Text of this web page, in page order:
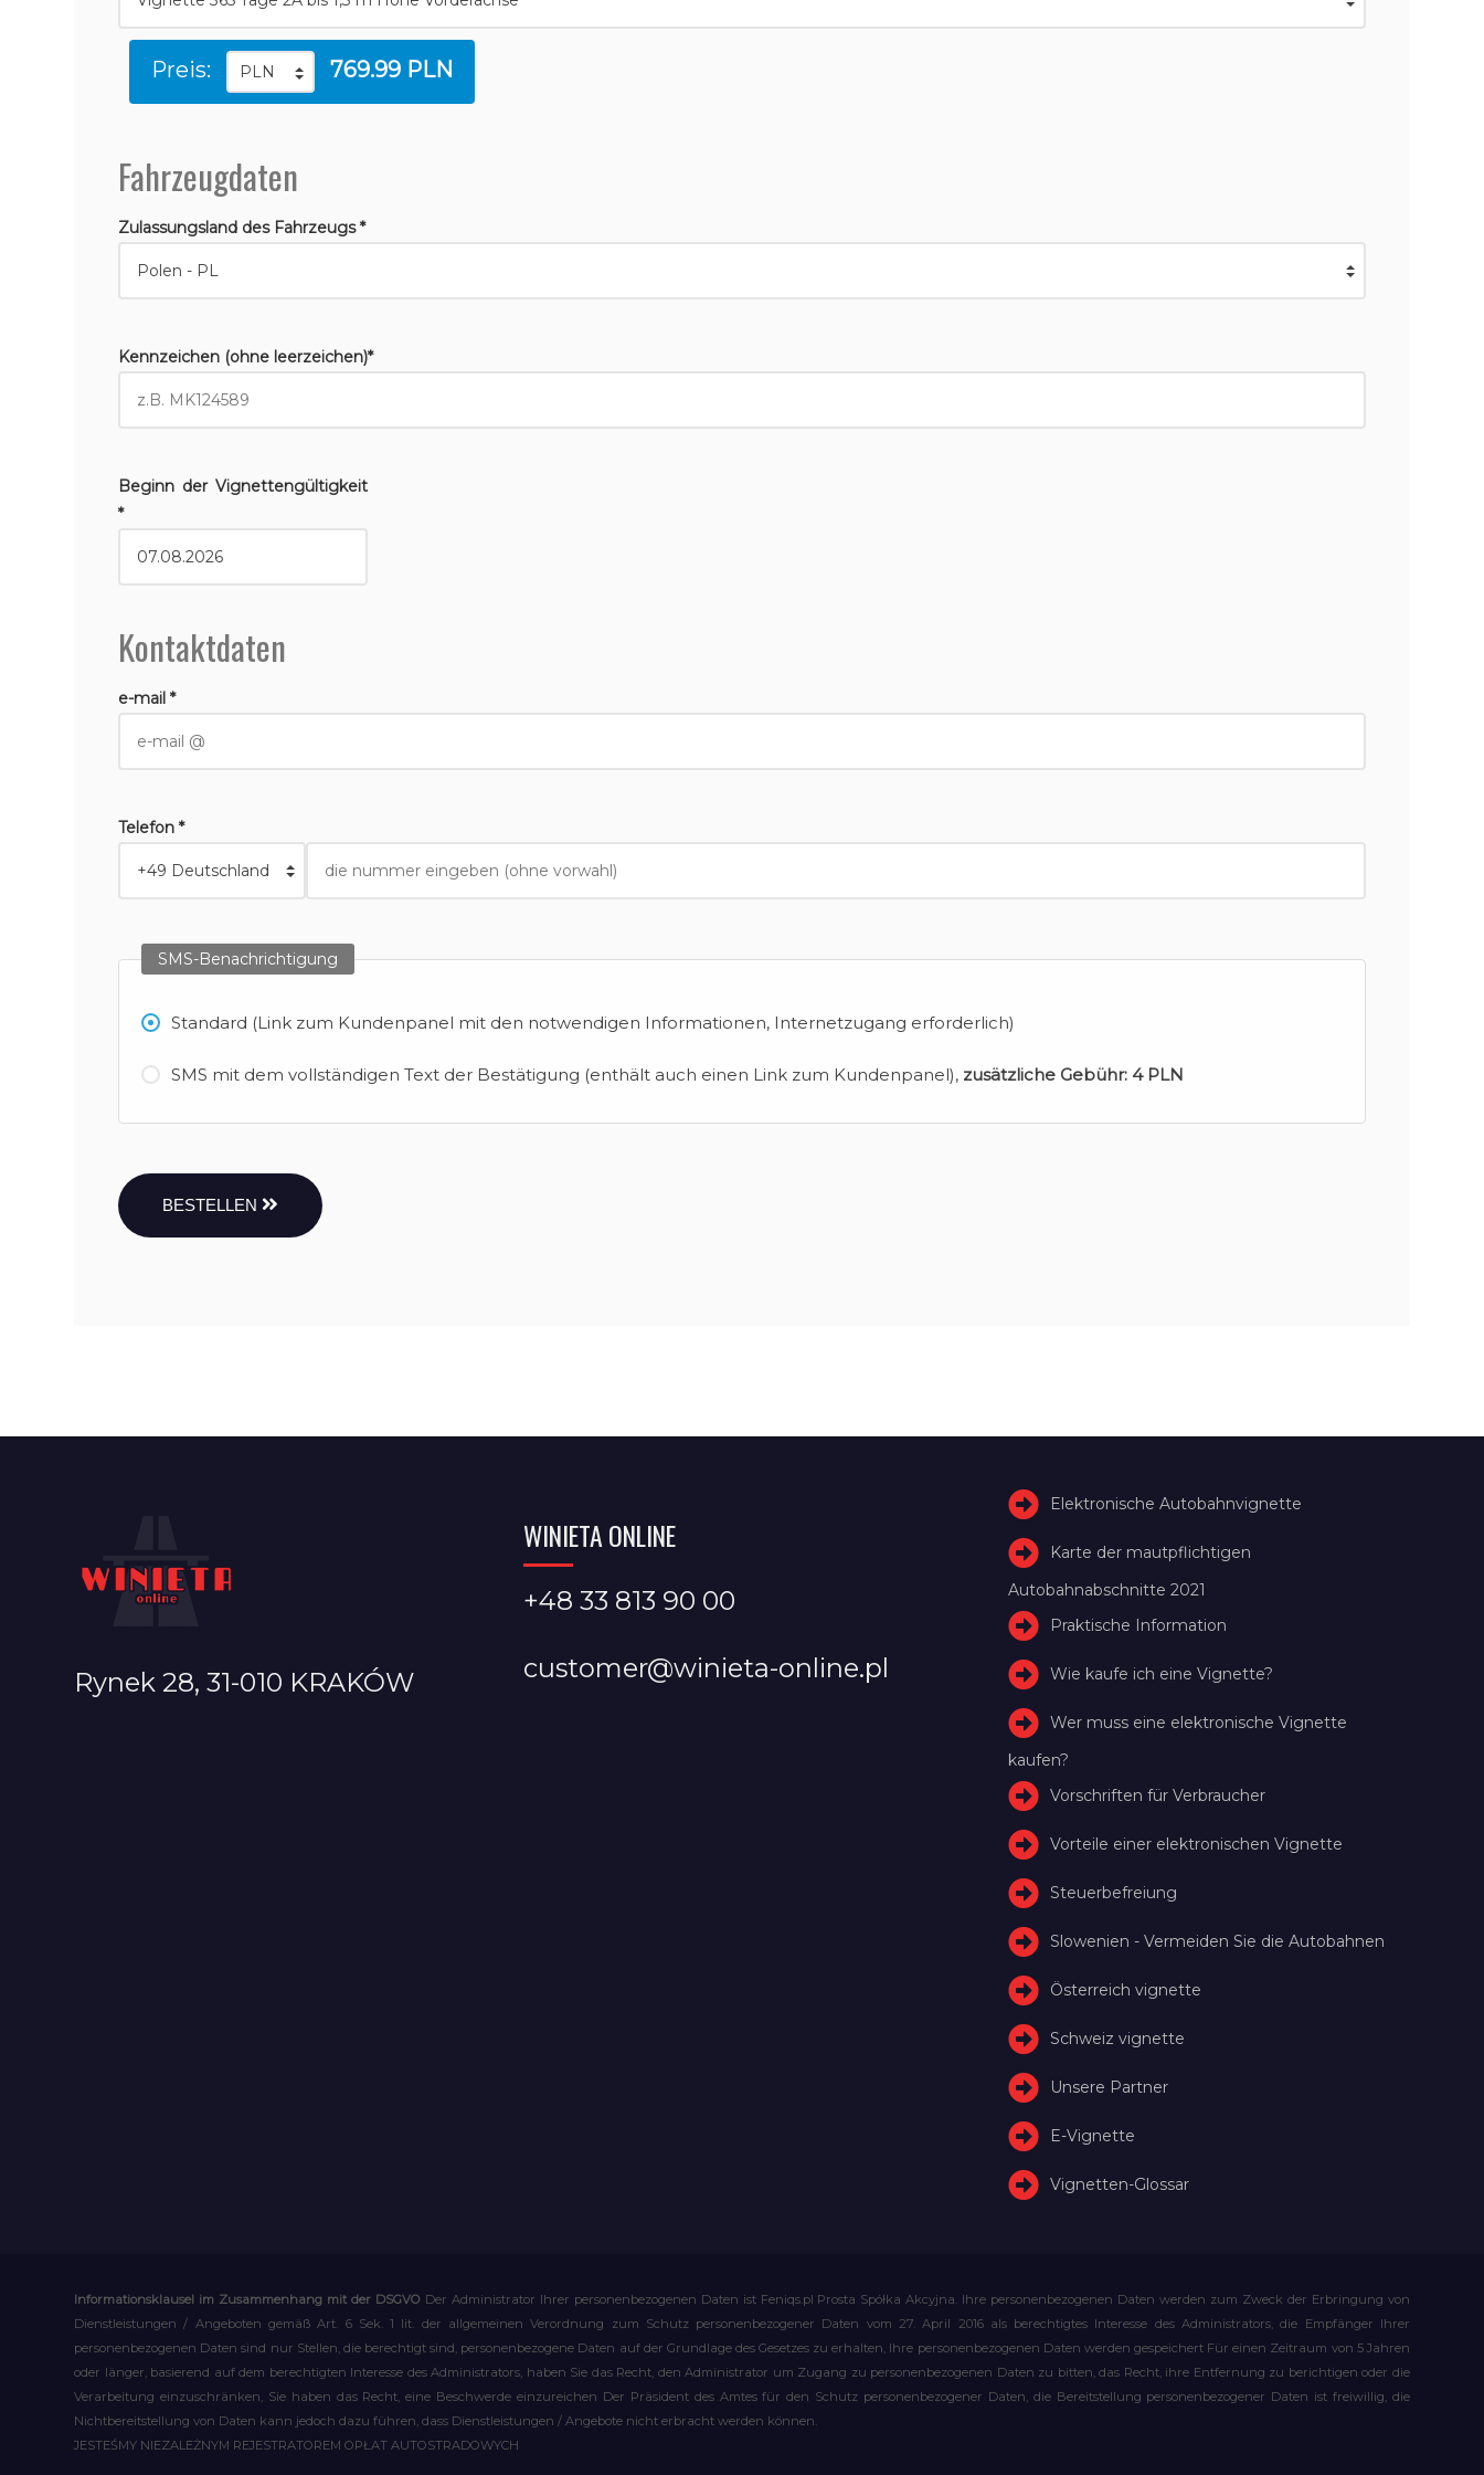
Preis: 769.99 PLN
Fahrzeugdaten
Zulassungsland des Fahrzeugs *
Kennzeichen (ohne leerzeichen)*
Beginn der Vignettengültigkeit
*
Kontaktdaten
e-mail *
Telefon *
SMS-Benachrichtigung
Standard (Link zum Kundenpanel mit den notwendigen Informationen, Internetzugang erforderlich)
SMS mit dem vollständigen Text der Bestätigung (enthält auch einen Link zum Kundenpanel), zusätzliche Gebühr: 4 PLN
BESTELLEN
Rynek 28, 31-010 KRAKÓW
WINIETA ONLINE
+48 33 813 90 00
customer@winieta-online.pl
Elektronische Autobahnvignette
Karte der mautpflichtigen
Autobahnabschnitte 2021
Praktische Information
Wie kaufe ich eine Vignette?
Wer muss eine elektronische Vignette
kaufen?
Vorschriften für Verbraucher
Vorteile einer elektronischen Vignette
Steuerbefreiung
Slowenien - Vermeiden Sie die Autobahnen
Österreich vignette
Schweiz vignette
Unsere Partner
E-Vignette
Vignetten-Glossar
Informationsklausel im Zusammenhang mit der DSGVO Der Administrator Ihrer personenbezogenen Daten ist Feniqs.pl Prosta Spółka Akcyjna. Ihre personenbezogenen Daten werden zum Zweck der Erbringung von
Dienstleistungen / Angeboten gemäß Art. 6 Sek. 1 lit. der allgemeinen Verordnung zum Schutz personenbezogener Daten vom 27. April 2016 als berechtigtes Interesse des Administrators, die Empfänger Ihrer
personenbezogenen Daten sind nur Stellen, die berechtigt sind, personenbezogene Daten auf der Grundlage des Gesetzes zu erhalten, Ihre personenbezogenen Daten werden gespeichert Für einen Zeitraum von 5 Jahren
oder länger, basierend auf dem berechtigten Interesse des Administrators, haben Sie das Recht, den Administrator um Zugang zu personenbezogenen Daten zu bitten, das Recht, ihre Entfernung zu berichtigen oder die
Verarbeitung einzuschränken, Sie haben das Recht, eine Beschwerde einzureichen Der Präsident des Amtes für den Schutz personenbezogener Daten, die Bereitstellung personenbezogener Daten ist freiwillig, die
Nichtbereitstellung von Daten kann jedoch dazu führen, dass Dienstleistungen / Angebote nicht erbracht werden können.
JESTEŚMY NIEZALEŻNYM REJESTRATOREM OPŁAT AUTOSTRADOWYCH